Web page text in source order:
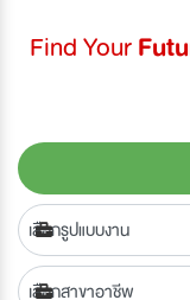
Find Your